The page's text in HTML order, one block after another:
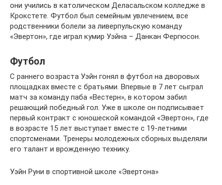
они учились в католическом Деласальском колледже в
Крокстете. Футбол был семейным увлечением, все
родственники болели за ливерпульскую команду
«Эвертон», где играл кумир Уэйна – Данкан Фергюсон.
Футбол
С раннего возраста Уэйн гонял в футбол на дворовых
площадках вместе с братьями. Впервые в 7 лет сыграл
матч за команду паба «Вестерн», в котором забил
решающий победный гол. Уже в школе он подписывает
первый контракт с юношеской командой «Эвертон», где
в возрасте 15 лет выступает вместе с 19-летними
спортсменами. Тренеры молодежных сборных выделяли
его талант и врожденную технику.
Уэйн Руни в спортивной школе «Эвертона»